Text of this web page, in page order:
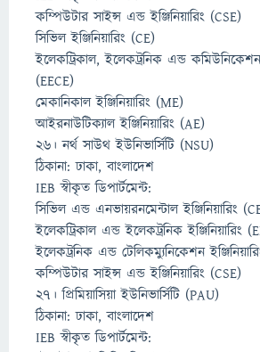
কম্পিউটার সাইন্স এন্ড ইঞ্জিনিয়ারিং (CSE)
সিভিল ইঞ্জিনিয়ারিং (CE)
ইলেকট্রিকাল, ইলেকট্রনিক এন্ড কমিউনিকেশন
(EECE)
মেকানিকাল ইঞ্জিনিয়ারিং (ME)
আইরনাউটিক্যাল ইঞ্জিনিয়ারিং (AE)
২৬। নর্থ সাউথ ইউনিভার্সিটি (NSU)
ঠিকানা: ঢাকা, বাংলাদেশ
IEB স্বীকৃত ডিপার্টমেন্ট:
সিভিল এন্ড এনভায়রনমেন্টাল ইঞ্জিনিয়ারিং
ইলেকট্রিকাল এন্ড ইলেকট্রনিক ইঞ্জিনিয়ারিং
ইলেকট্রনিক এন্ড টেলিকম্যুনিকেশন
কম্পিউটার সাইন্স এন্ড ইঞ্জিনিয়ারিং (CSE)
২৭। প্রিমিয়াসিয়া ইউনিভার্সিটি (PAU)
ঠিকানা: ঢাকা, বাংলাদেশ
IEB স্বীকৃত ডিপার্টমেন্ট: